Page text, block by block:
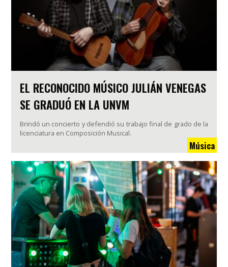
EL RECONOCIDO MÚSICO JULIÁN VENEGAS
SE GRADUÓ EN LA UNVM
Brindó un concierto y defendió su trabajo final de grado de la
licenciatura en Composición Musical.
Música